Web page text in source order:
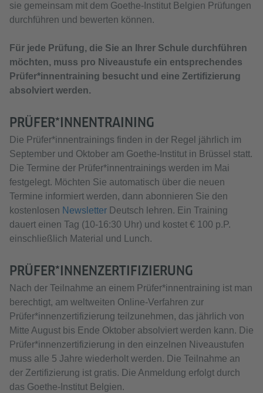
sie gemeinsam mit dem Goethe-Institut Belgien Prüfungen
durchführen und bewerten können.
Für jede Prüfung, die Sie an Ihrer Schule durchführen
möchten, muss pro Niveaustufe ein entsprechendes
Prüfer*innentraining besucht und eine Zertifizierung
absolviert werden.
PRÜFER*INNENTRAINING
Die Prüfer*innentrainings finden in der Regel jährlich im
September und Oktober am Goethe-Institut in Brüssel statt.
Die Termine der Prüfer*innentrainings werden im Mai
festgelegt. Möchten Sie automatisch über die neuen
Termine informiert werden, dann abonnieren Sie den
kostenlosen Newsletter Deutsch lehren. Ein Training
dauert einen Tag (10-16:30 Uhr) und kostet € 100 p.P.
einschließlich Material und Lunch.
PRÜFER*INNENZERTIFIZIERUNG
Nach der Teilnahme an einem Prüfer*innentraining ist man
berechtigt, am weltweiten Online-Verfahren zur
Prüfer*innenzertifizierung teilzunehmen, das jährlich von
Mitte August bis Ende Oktober absolviert werden kann. Die
Prüfer*innenzertifizierung in den einzelnen Niveaustufen
muss alle 5 Jahre wiederholt werden. Die Teilnahme an
der Zertifizierung ist gratis. Die Anmeldung erfolgt durch
das Goethe-Institut Belgien.